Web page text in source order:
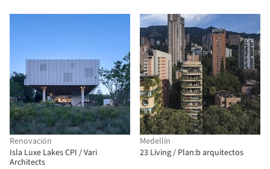
MARS Architectes
Renovación
Isla Luxe Lakes CPI / Vari
Architects
Medellín
23 Living / Plan:b arquitectos